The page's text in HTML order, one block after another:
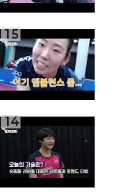
15
14